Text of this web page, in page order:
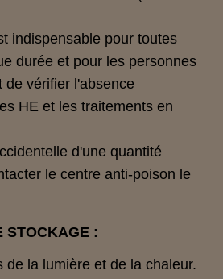
indispensable pour toutes
durée et pour les personnes
de vérifier l'absence
HE et les traitements en
d'une quantité
le centre anti-poison le
STOCKAGE :
de la lumière et de la chaleur.